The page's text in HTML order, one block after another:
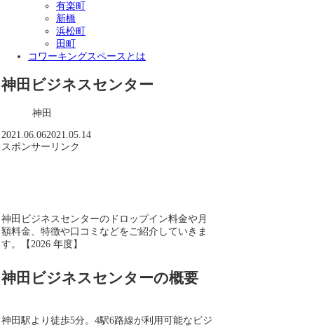
有楽町
新橋
浜松町
田町
コワーキングスペースとは
神田ビジネスセンター
神田
2021.06.062021.05.14
スポンサーリンク
神田ビジネスセンターのドロップイン料金や月
額料金、特徴や口コミなどをご紹介していきま
す。【2026 年度】
神田ビジネスセンターの概要
神田駅より徒歩5分。4駅6路線が利用可能なビジ